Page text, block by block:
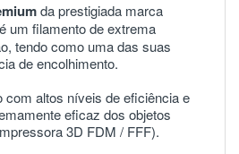
da prestigiada marca
é um filamento de extrema
tendo como uma das suas
de encolhimento.
com altos níveis de eficiência e
eficaz dos objetos
3D FDM / FFF).